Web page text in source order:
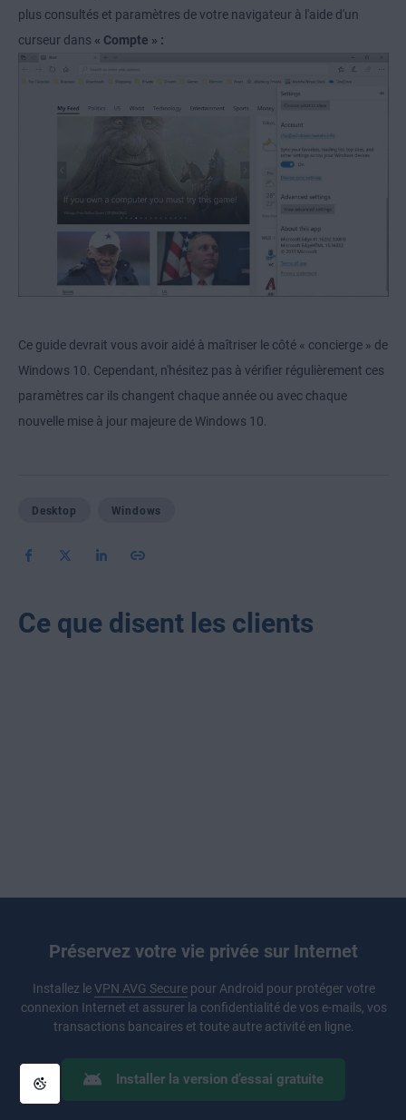
plus consultés et paramètres de votre navigateur à l'aide d'un
curseur dans « Compte » :
Ce guide devrait vous avoir aidé à maîtriser le côté « concierge » de
Windows 10. Cependant, n'hésitez pas à vérifier régulièrement ces
paramètres car ils changent chaque année ou avec chaque
nouvelle mise à jour majeure de Windows 10.
Desktop Windows
Ce que disent les clients
Préservez votre vie privée sur Internet
Installez leVPN AVG Securepour Android pour protéger votre
connexion Internet et assurer la confidentialité de vos e-mails, vos
transactions bancaires et toute autre activité en ligne.
Installer la version d’essai gratuite